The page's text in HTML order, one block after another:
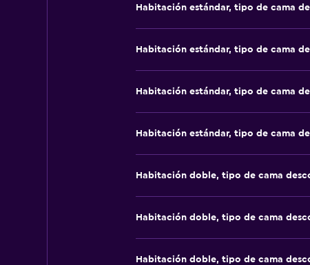
Habitación estándar, tipo de cama
Habitación estándar, tipo de cama
Habitación estándar, tipo de cama
Habitación estándar, tipo de cama
Habitación doble, tipo de cama
Habitación doble, tipo de cama
Habitación doble, tipo de cama